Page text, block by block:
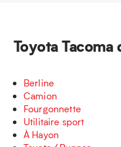
Toyota Tacoma
Berline
Camion
Fourgonnette
Utilitaire sport
À Hayon